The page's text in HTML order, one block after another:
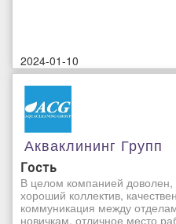
2024-01-10
Акваклининг Групп
Гость
В целом компанией
хороший коллектив,
коммуникация между
новичкам, отличное место